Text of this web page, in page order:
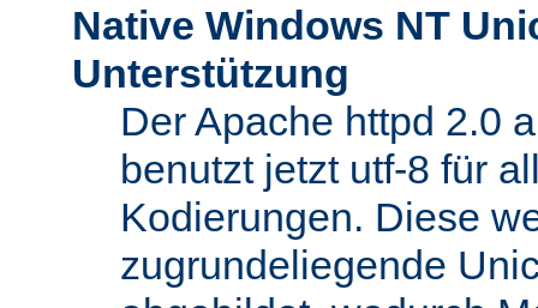
Native Windows NT
Unterstützung
Der Apache httpd 2.0
benutzt jetzt utf-8 für
Kodierungen. Diese
zugrundeliegende